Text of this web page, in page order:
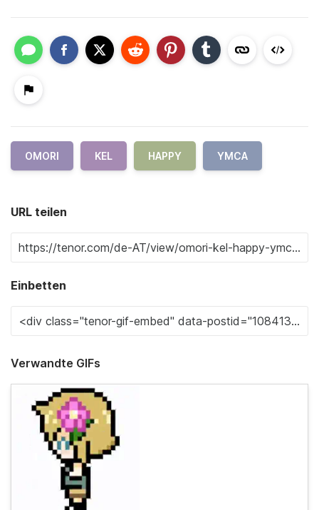
OMORI KEL HAPPY YMCA
URL teilen
Einbetten
Verwandte GIFs